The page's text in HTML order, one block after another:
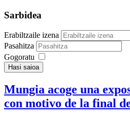
Sarbidea
Erabiltzaile izena
Pasahitza
Gogoratu
Hasi saioa
Mungia acoge una
con motivo de la final